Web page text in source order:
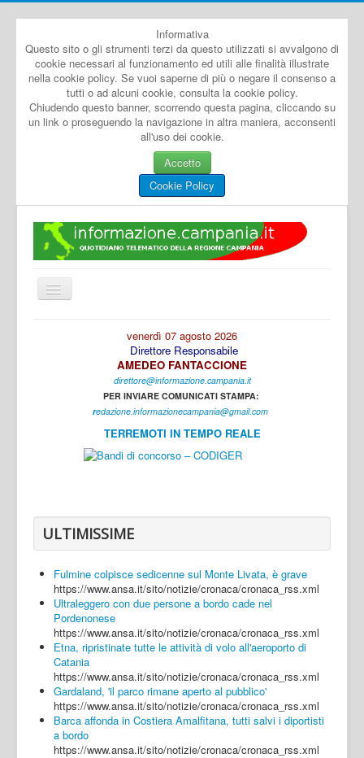
Informativa
Questo sito o gli strumenti terzi da questo utilizzati si avvalgono di
cookie necessari al funzionamento ed utili alle finalità illustrate
nella cookie policy. Se vuoi saperne di più o negare il consenso a
tutti o ad alcuni cookie, consulta la cookie policy.
Chiudendo questo banner, scorrendo questa pagina, cliccando su
un link o proseguendo la navigazione in altra maniera, acconsenti
all'uso dei cookie.
Accetto
Cookie Policy
Cambia
navigazione
Caserta
Napoli
Salerno
Login
venerdì 07 agosto 2026
Direttore Responsabile
AMEDEO FANTACCIONE
direttore@informazione.campania.it
PER INVIARE COMUNICATI STAMPA:
redazione.informazionecampania@gmail.com
TERREMOTI IN TEMPO REALE
ULTIMISSIME
Fulmine colpisce sedicenne sul Monte Livata, è grave
https://www.ansa.it/sito/notizie/cronaca/cronaca_rss.xml
Ultraleggero con due persone a bordo cade nel
Pordenonese
https://www.ansa.it/sito/notizie/cronaca/cronaca_rss.xml
Etna, ripristinate tutte le attività di volo all'aeroporto di
Catania
https://www.ansa.it/sito/notizie/cronaca/cronaca_rss.xml
Gardaland, 'il parco rimane aperto al pubblico'
https://www.ansa.it/sito/notizie/cronaca/cronaca_rss.xml
Barca affonda in Costiera Amalfitana, tutti salvi i diportisti
a bordo
https://www.ansa.it/sito/notizie/cronaca/cronaca_rss.xml